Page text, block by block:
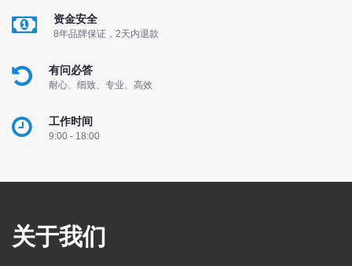
资金安全
8年品牌保证，2天内退款
有问必答
耐心、细致、专业、高效
工作时间
9:00 - 18:00
关于我们